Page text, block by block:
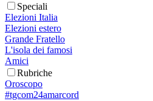
Speciali
Elezioni Italia
Elezioni estero
Grande Fratello
L'isola dei famosi
Amici
Rubriche
Oroscopo
#tgcom24amarcord